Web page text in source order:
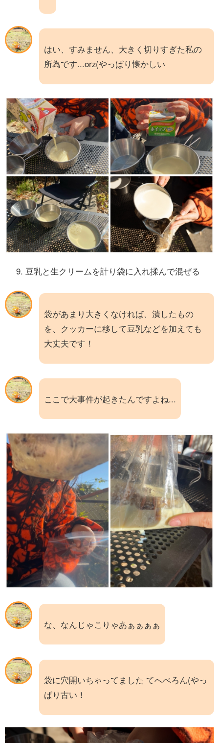
はい、すみません、大きく切りすぎた私の
所為です...orz(やっぱり懐かしい
豆乳と生クリームを計り袋に入れ揉んで混ぜる
袋があまり大きくなければ、潰したもの
を、クッカーに移して豆乳などを加えても
大丈夫です！
ここで大事件が起きたんですよね...
な、なんじゃこりゃあぁぁぁぁ
袋に穴開いちゃってました てへぺろん(やっ
ぱり古い！